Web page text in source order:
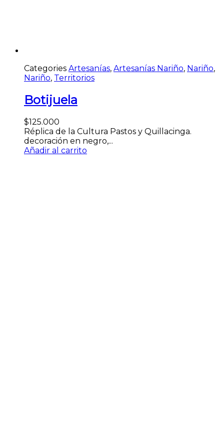
Categories Artesanías, Artesanías Nariño, Nariño,
Nariño, Territorios
Botijuela
$125.000
Réplica de la Cultura Pastos y Quillacinga.
decoración en negro,...
Añadir al carrito